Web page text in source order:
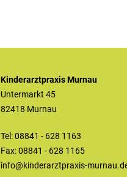
Kinderarztpraxis Murnau
Untermarkt 45
82418 Murnau
Tel: 08841 - 628 1163
Fax: 08841 - 628 1165
info@kinderarztpraxis-